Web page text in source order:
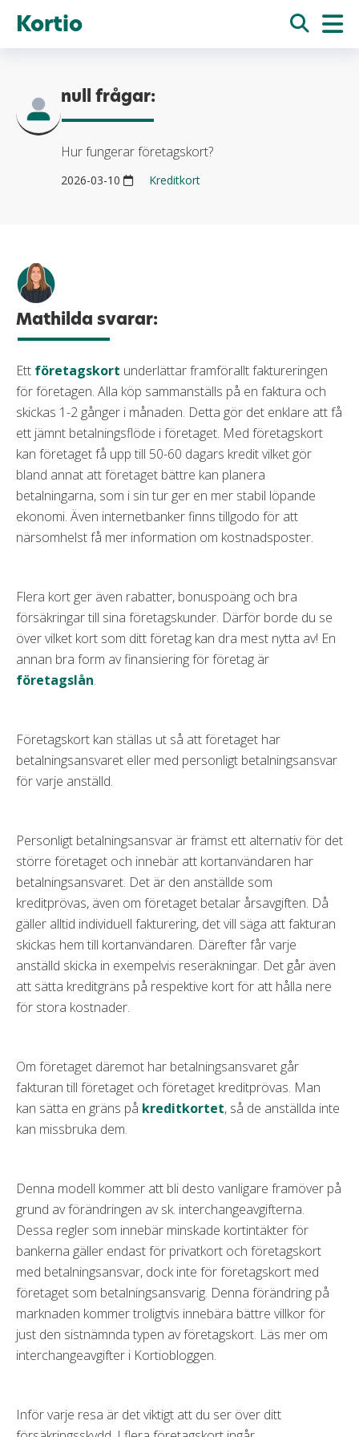
Kortio
null frågar:
Hur fungerar företagskort?
2026-03-10 Kreditkort
Mathilda svarar:
Ett företagskort underlättar framförallt faktureringen
för företagen. Alla köp sammanställs på en faktura och
skickas 1-2 gånger i månaden. Detta gör det enklare att få
ett jämnt betalningsflöde i företaget. Med företagskort
kan företaget få upp till 50-60 dagars kredit vilket gör
bland annat att företaget bättre kan planera
betalningarna, som i sin tur ger en mer stabil löpande
ekonomi. Även internetbanker finns tillgodo för att
närsomhelst få mer information om kostnadsposter.
Flera kort ger även rabatter, bonuspoäng och bra
försäkringar till sina företagskunder. Därför borde du se
över vilket kort som ditt företag kan dra mest nytta av! En
annan bra form av finansiering för företag är
företagslån.
Företagskort kan ställas ut så att företaget har
betalningsansvaret eller med personligt betalningsansvar
för varje anställd.
Personligt betalningsansvar är främst ett alternativ för det
större företaget och innebär att kortanvändaren har
betalningsansvaret. Det är den anställde som
kreditprövas, även om företaget betalar årsavgiften. Då
gäller alltid individuell fakturering, det vill säga att fakturan
skickas hem till kortanvändaren. Därefter får varje
anställd skicka in exempelvis reseräkningar. Det går även
att sätta kreditgräns på respektive kort för att hålla nere
för stora kostnader.
Om företaget däremot har betalningsansvaret går
fakturan till företaget och företaget kreditprövas. Man
kan sätta en gräns på kreditkortet, så de anställda inte
kan missbruka dem.
Denna modell kommer att bli desto vanligare framöver på
grund av förändringen av sk. interchangeavgifterna.
Dessa regler som innebär minskade kortintäkter för
bankerna gäller endast för privatkort och företagskort
med betalningsansvar, dock inte för företagskort med
företaget som betalningsansvarig. Denna förändring på
marknaden kommer troligtvis innebära bättre villkor för
just den sistnämnda typen av företagskort. Läs mer om
interchangeavgifter i Kortiobloggen.
Inför varje resa är det viktigt att du ser över ditt